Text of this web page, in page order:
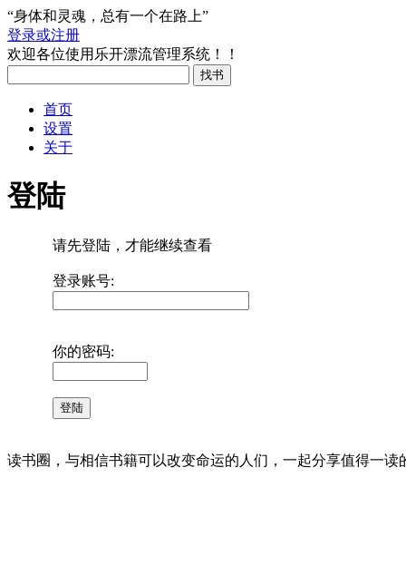
“身体和灵魂，总有一个在路上”
登录或注册
欢迎各位使用乐开漂流管理系统！！
首页
设置
关于
登陆
请先登陆，才能继续查看
登录账号:
你的密码:
读书圈，与相信书籍可以改变命运的人们，一起分享值得一读